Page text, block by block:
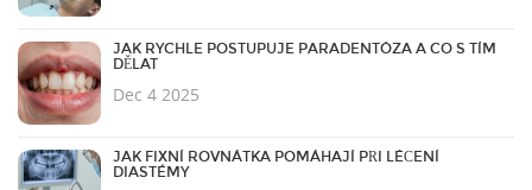
JAK RYCHLE POSTUPUJE PARADENTÓZA A CO S TÍM
DĚLAT
Dec 4 2025
JAK FIXNÍ ROVNÁTKA POMÁHAJÍ PŘI LÉČENÍ
DIASTÉMY